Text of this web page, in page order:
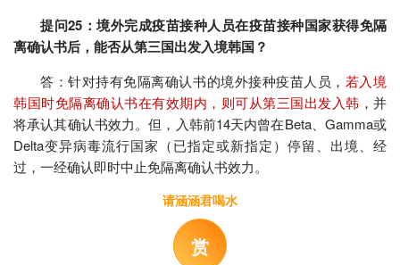
提问25：境外完成疫苗接种人员在疫苗接种国家获得免隔
离确认书后，能否从第三国出发入境韩国？
答：针对持有免隔离确认书的境外接种疫苗人员， 若入境
韩国时免隔离确认书在有效期内，则可从第三国出发入韩 ，并
将承认其确认书效力。但，入韩前14天内曾在Beta、Gamma或
Delta变异病毒流行国家（已指定或新指定）停留、出境、经
过，一经确认即时中止免隔离确认书效力。
请涵涵君喝水
赏